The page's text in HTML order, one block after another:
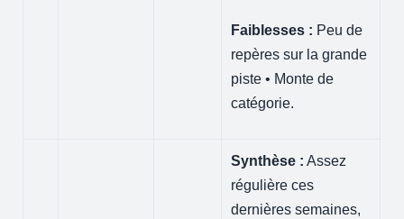
Faiblesses : Peu de
repères sur la grande
piste • Monte de
catégorie.
Synthèse : Assez
régulière ces
dernières semaines,